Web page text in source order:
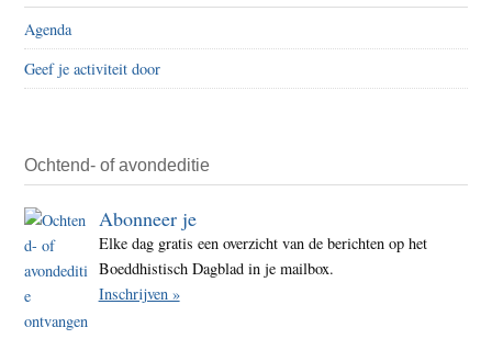
Peter
Agenda
Geef je activiteit door
Ochtend- of avondeditie
Abonneer je
Elke dag gratis een overzicht van de berichten op het
Boeddhistisch Dagblad in je mailbox.
Inschrijven »